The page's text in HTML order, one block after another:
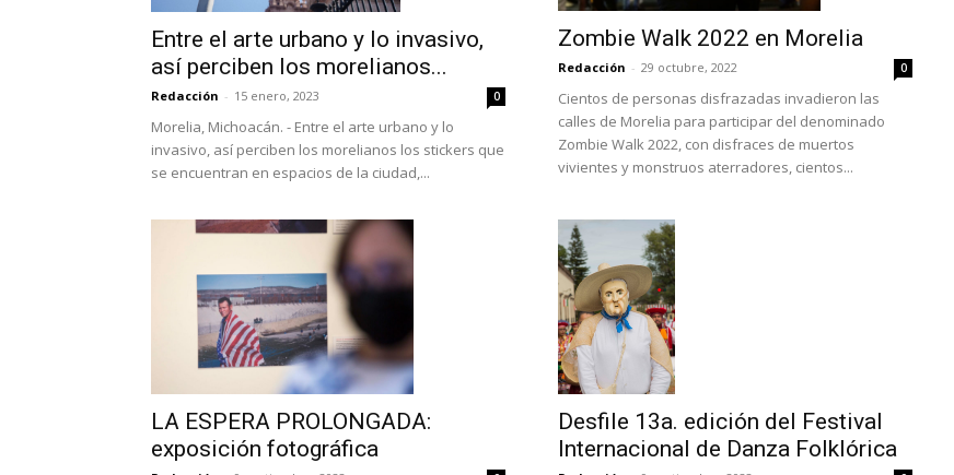
Entre el arte urbano y lo invasivo,
así perciben los morelianos...
Redacción - 15 enero, 2023 0
Morelia, Michoacán. - Entre el arte urbano y lo
invasivo, así perciben los morelianos los stickers que
se encuentran en espacios de la ciudad,...
Zombie Walk 2022 en Morelia
Redacción - 29 octubre, 2022 0
Cientos de personas disfrazadas invadieron las
calles de Morelia para participar del denominado
Zombie Walk 2022, con disfraces de muertos
vivientes y monstruos aterradores, cientos...
LA ESPERA PROLONGADA:
exposición fotográfica
Desfile 13a. edición del Festival
Internacional de Danza Folklórica